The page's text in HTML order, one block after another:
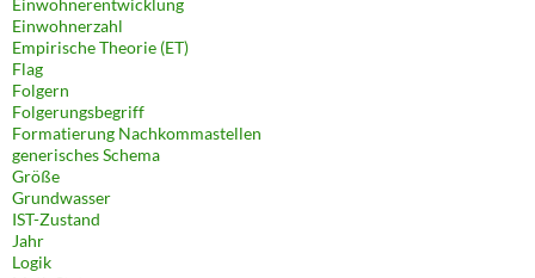
Einwohnerentwicklung
Einwohnerzahl
Empirische Theorie (ET)
Flag
Folgern
Folgerungsbegriff
Formatierung Nachkommastellen
generisches Schema
Größe
Grundwasser
IST-Zustand
Jahr
Logik